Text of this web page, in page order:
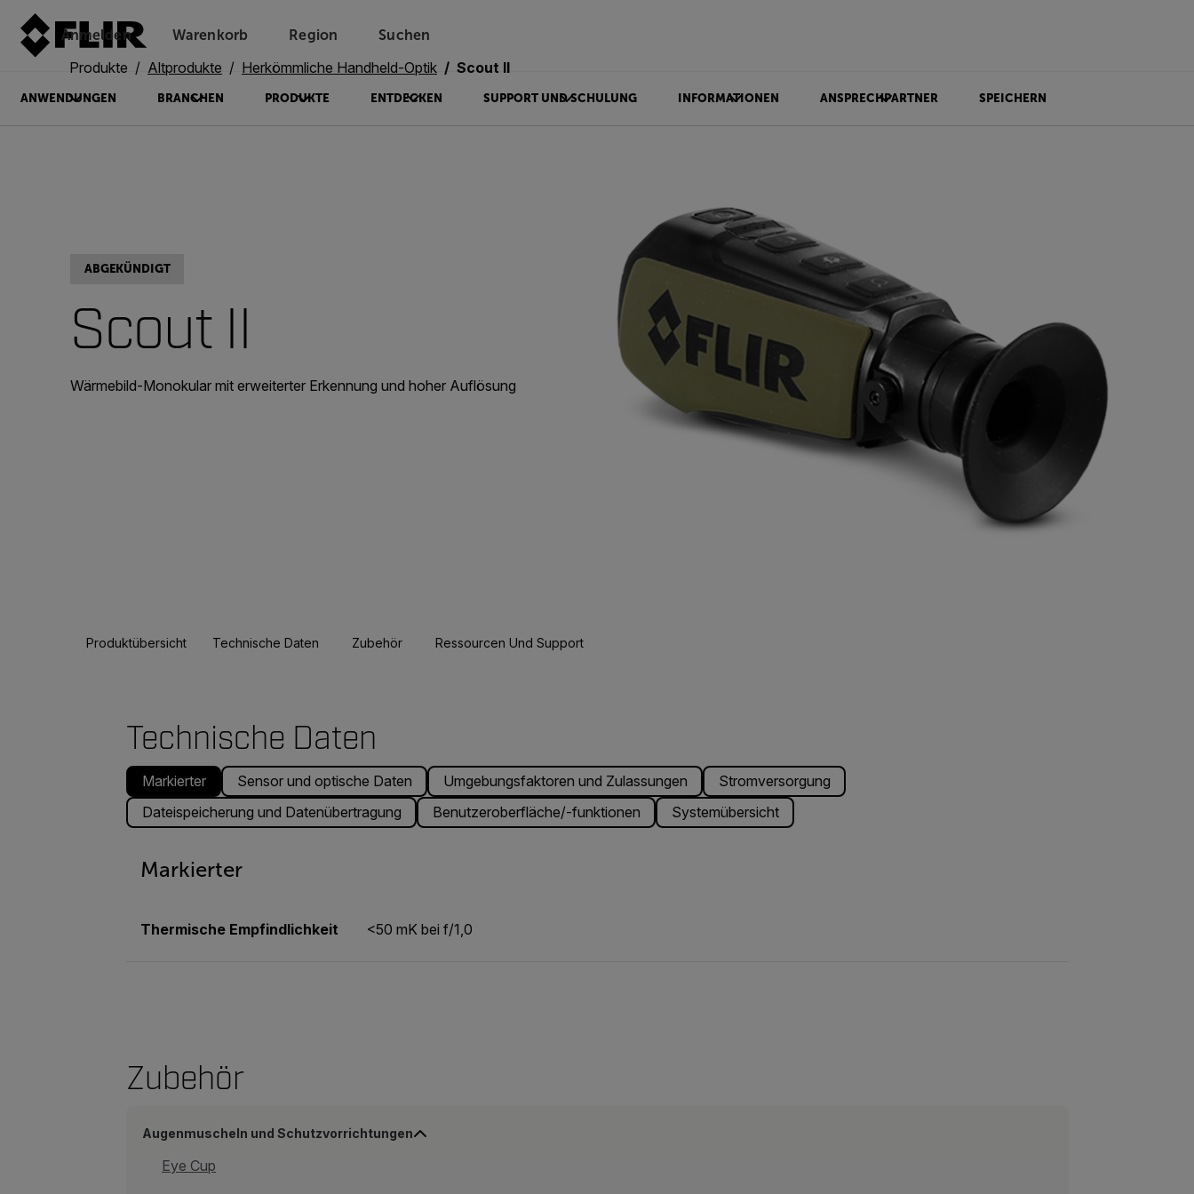
Anmelden Unread messages
Warenkorb
Modell
Entfernen
Elemente
Element
In den Warenkorb
Im Warenkorb
Region Suchen
ANWENDUNGEN BRANCHEN PRODUKTE ENTDECKEN SUPPORT UND SCHULUNG INFORMATIONEN ANSPRECHPARTNER SPEICHERN
Produkte Altprodukte Herkömmliche Handheld-Optik Scout II
ABGEKÜNDIGT
Scout II
Wärmebild-Monokular mit erweiterter Erkennung und hoher Auflösung
Produktübersicht Technische Daten Zubehör Ressourcen Und Support
Technische Daten
Markierter Sensor und optische Daten Umgebungsfaktoren und Zulassungen
Stromversorgung
Dateispeicherung und Datenübertragung
Benutzeroberfläche/-funktionen Systemübersicht
Markierter
Thermische Empfindlichkeit <50 mK bei f/1,0
Zubehör
Augenmuscheln und Schutzvorrichtungen
Eye Cup